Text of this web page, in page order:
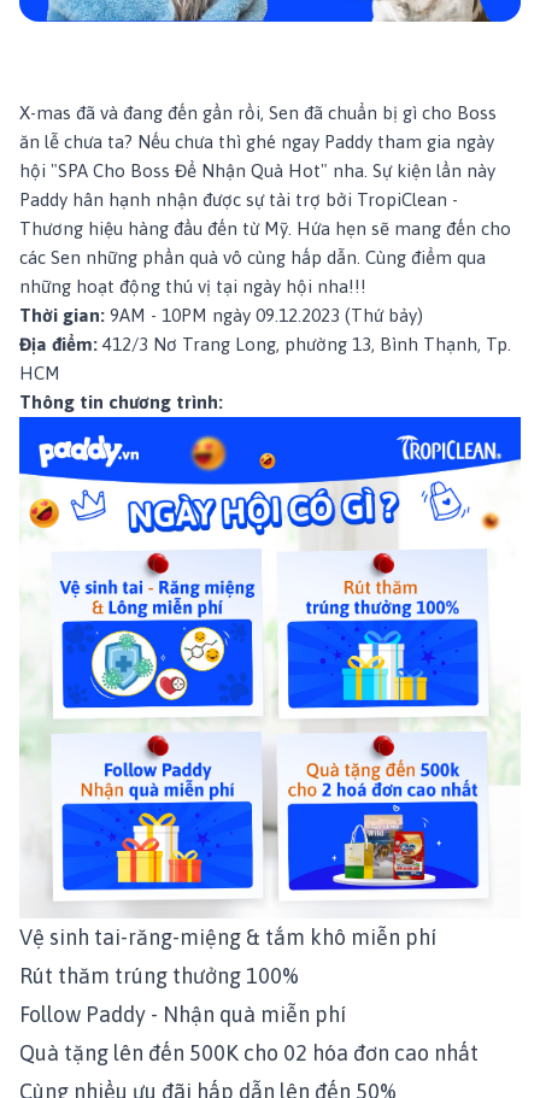
X-mas đã và đang đến gần rồi, Sen đã chuẩn bị gì cho Boss
ăn lễ chưa ta? Nếu chưa thì ghé ngay Paddy tham gia ngày
hội "SPA Cho Boss Để Nhận Quà Hot" nha. Sự kiện lần này
Paddy hân hạnh nhận được sự tài trợ bởi TropiClean -
Thương hiệu hàng đầu đến từ Mỹ. Hứa hẹn sẽ mang đến cho
các Sen những phần quà vô cùng hấp dẫn. Cùng điểm qua
những hoạt động thú vị tại ngày hội nha!!!
Thời gian: 9AM - 10PM ngày 09.12.2023 (Thứ bảy)
Địa điểm:412/3 Nơ Trang Long, phường 13, Bình Thạnh, Tp.
HCM
Thông tin chương trình:
Vệ sinh tai-răng-miệng & tắm khô miễn phí
Rút thăm trúng thưởng 100%
Follow Paddy - Nhận quà miễn phí
Quà tặng lên đến 500K cho 02 hóa đơn cao nhất
Cùng nhiều ưu đãi hấp dẫn lên đến 50%